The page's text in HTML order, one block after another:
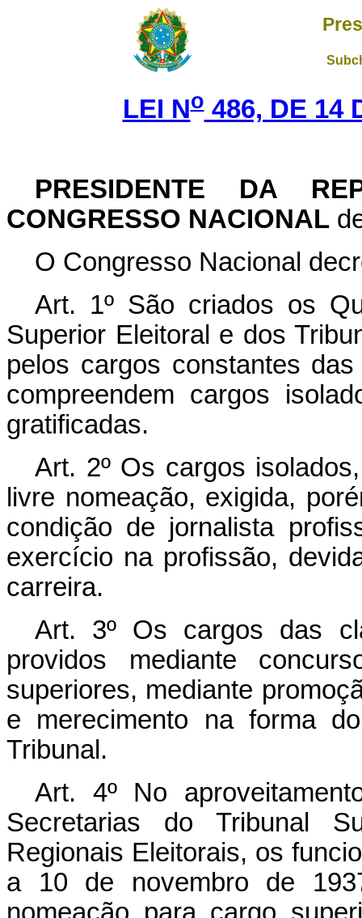
LEI No486, DE 14
PRESIDENTE DA
CONGRESSO NACIONAL
O Congresso Nacional
Art. 1º São criados os
Superior Eleitoral e dos
pelos cargos constantes
compreendem cargos
gratificadas.
Art. 2º Os cargos
livre nomeação, exigida,
condição de jornalista
exercício na profissão,
carreira.
Art. 3º Os cargos das
providos mediante
superiores, mediante
e merecimento na forma
Tribunal.
Art. 4º No
Secretarias do Tribunal
Regionais Eleitorais, os
a 10 de novembro de